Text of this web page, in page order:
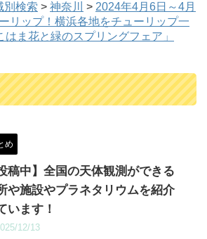
別検索 > 神奈川 > 2024年4月6日～4月
リップ！横浜各地をチューリップ一
ま花と緑のスプリングフェア」
め
稿中】全国の天体観測ができる
や施設やプラネタリウムを紹介
います！
12/13